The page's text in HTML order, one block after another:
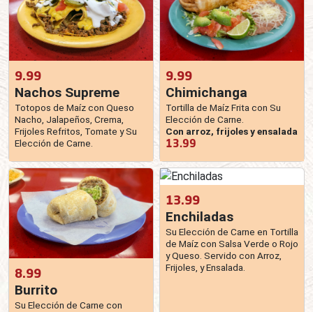
9.99
Nachos Supreme
Totopos de Maíz con Queso
Nacho, Jalapeños, Crema,
Frijoles Refritos, Tomate y Su
Elección de Carne.
9.99
Chimichanga
Tortilla de Maíz Frita con Su
Elección de Carne.
Con arroz, frijoles y ensalada
13.99
8.99
Burrito
Su Elección de Carne con
13.99
Enchiladas
Su Elección de Carne en Tortilla
de Maíz con Salsa Verde o Rojo
y Queso. Servido con Arroz,
Frijoles, y Ensalada.